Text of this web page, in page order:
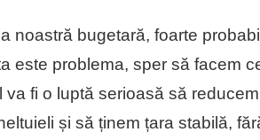
noastră bugetară, foarte
este problema, sper să facem
va fi o luptă serioasă să
și să ținem țara stabilă,